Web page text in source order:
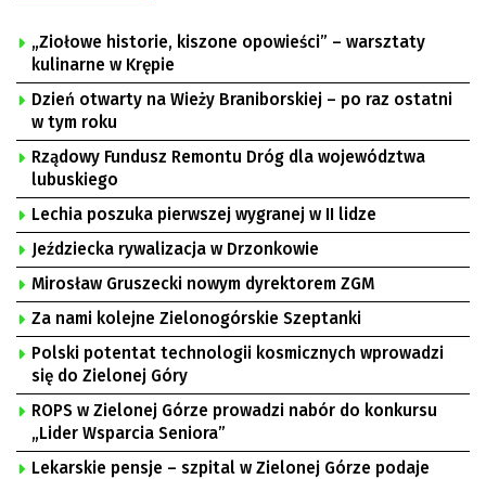
„Ziołowe historie, kiszone opowieści” – warsztaty
kulinarne w Krępie
Dzień otwarty na Wieży Braniborskiej – po raz ostatni
w tym roku
Rządowy Fundusz Remontu Dróg dla województwa
lubuskiego
Lechia poszuka pierwszej wygranej w II lidze
Jeździecka rywalizacja w Drzonkowie
Mirosław Gruszecki nowym dyrektorem ZGM
Za nami kolejne Zielonogórskie Szeptanki
Polski potentat technologii kosmicznych wprowadzi
się do Zielonej Góry
ROPS w Zielonej Górze prowadzi nabór do konkursu
„Lider Wsparcia Seniora”
Lekarskie pensje – szpital w Zielonej Górze podaje